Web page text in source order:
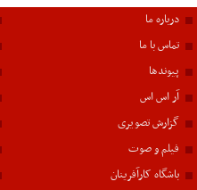
درباره ما
تماس با ما
پیوندها
آر اس اس
گزارش تصویری
فیلم و صوت
باشگاه کارآفرینان